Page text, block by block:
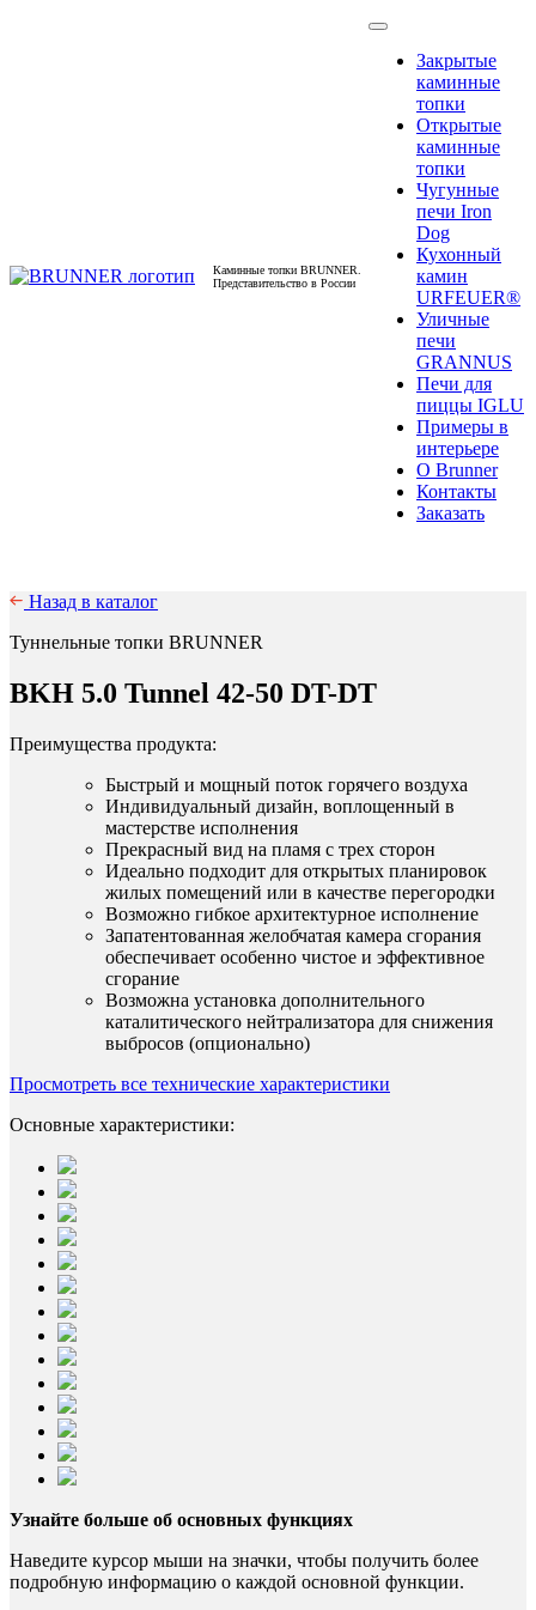
Каминные топки BRUNNER.
Представительство в России
Закрытые
каминные
топки
Открытые
каминные
топки
Чугунные
печи Iron
Dog
Кухонный
камин
URFEUER®
Уличные
печи
GRANNUS
Печи для
пиццы IGLU
Примеры в
интерьере
О Brunner
Контакты
Заказать
Назад в каталог
Туннельные топки BRUNNER
BKH 5.0 Tunnel 42-50 DT-DT
Преимущества продукта:
Быстрый и мощный поток горячего воздуха
Индивидуальный дизайн, воплощенный в
мастерстве исполнения
Прекрасный вид на пламя с трех сторон
Идеально подходит для открытых планировок
жилых помещений или в качестве перегородки
Возможно гибкое архитектурное исполнение
Запатентованная желобчатая камера сгорания
обеспечивает особенно чистое и эффективное
сгорание
Возможна установка дополнительного
каталитического нейтрализатора для снижения
выбросов (опционально)
Просмотреть все технические характеристики
Основные характеристики:
Узнайте больше об основных функциях
Наведите курсор мыши на значки, чтобы получить более
подробную информацию о каждой основной функции.